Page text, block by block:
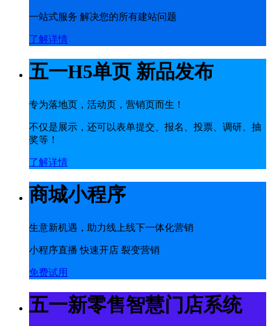
一站式服务 解决您的所有建站问题
了解详情
五一H5单页 新品发布
专为落地页，活动页，营销页而生！
不仅是展示，还可以表单提交、报名、投票、调研、抽
奖等！
了解详情
商城小程序
生意新机遇，助力线上线下一体化营销
小程序直播 快速开店 裂变营销
免费试用
五一新零售智慧门店系统